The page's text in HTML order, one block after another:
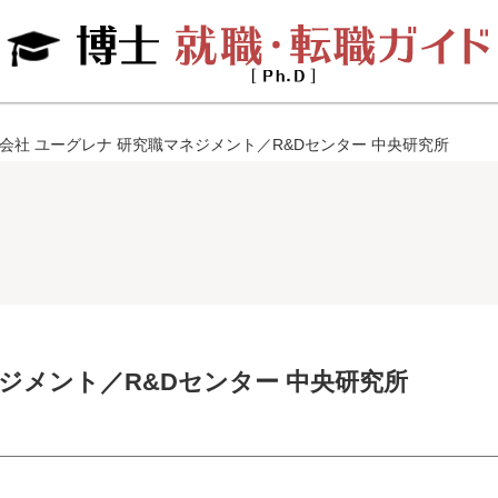
社 ユーグレナ 研究職マネジメント／R&Dセンター 中央研究所
メント／R&Dセンター 中央研究所